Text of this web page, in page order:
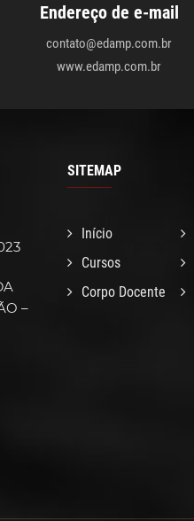
Endereço de e-mail
contato@edamp.com.br
www.edamp.com.br
–
SITEMAP
Início
Cursos
Corpo Docente